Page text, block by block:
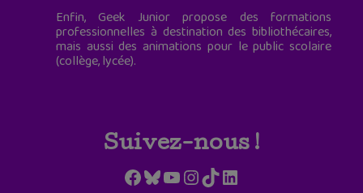
Enfin, Geek Junior propose des formations
professionnelles à destination des bibliothécaires,
mais aussi des animations pour le public scolaire
(collège, lycée).
Suivez-nous !
Facebook
Bluesky
YouTube
Instagram
TikTokLinkedIn